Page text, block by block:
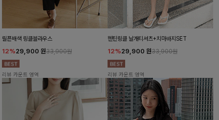
릴픈배색 링클블라우스
12%29,900 원33,900원
리뷰 카운트 영역
헨틴링클 날개티셔츠+치마바지SET
12%29,900 원33,900원
리뷰 카운트 영역